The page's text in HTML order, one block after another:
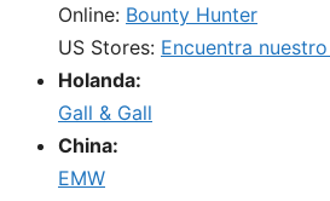
Online: Bounty Hunter
US Stores: Encuentra
Holanda:
Gall & Gall
China:
EMW